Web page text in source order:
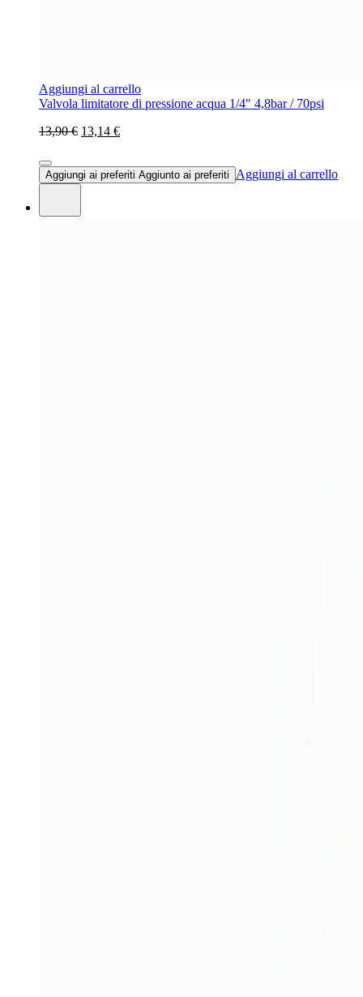
Aggiungi al carrello
Valvola limitatore di pressione acqua 1/4" 4,8bar / 70psi
13,90 € 13,14 €
Aggiungi ai preferiti Aggiunto ai preferiti Aggiungi al carrello